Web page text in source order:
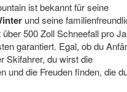
ist bekannt für seine
und seine
500 Zoll Schneefall pro
garantiert. Egal, ob du
Skifahrer, du wirst die
und die Freuden finden, die